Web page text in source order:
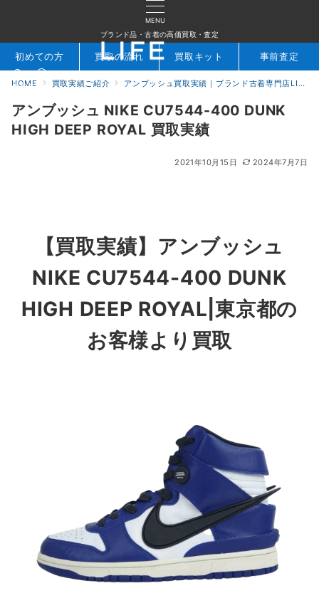
MENU
ブランド品・古着の高価買取・査定
検索 お問合せ
初めての方 買取の流れ 買取キット 事前査定
HOME 買取実績ご紹介 アンブッシュ買取実績｜ブランド古着専門店LIFE
アンブッシュ NIKE CU7544-400 DUNK
HIGH DEEP ROYAL 買取実績
2021年10月15日 2024年7月7日
【買取実績】アンブッシュ
NIKE CU7544-400 DUNK
HIGH DEEP ROYAL|東京都の
お客様より買取